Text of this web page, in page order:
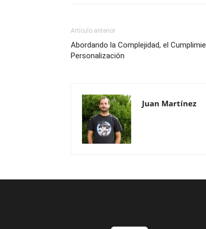
Artículo anterior
Abordando la Complejidad, el
Personalización
Juan Martínez